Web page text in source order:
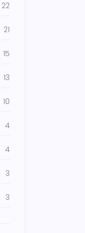
22
21
15
13
10
4
4
3
3